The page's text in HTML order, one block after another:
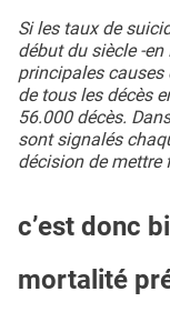
Si les taux de
début du siècle -en
principales causes
de tous les décès
56.000 décès.
sont signalés
décision de mettre
c’est donc
mortalité